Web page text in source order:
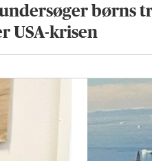
børns
USA-krisen